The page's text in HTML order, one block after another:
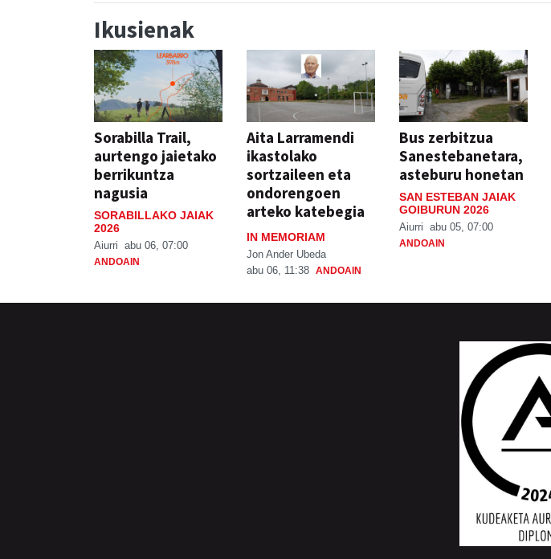
Ikusienak
Sorabilla Trail,
aurtengo jaietako
berrikuntza
nagusia
SORABILLAKO JAIAK
2026
Aiurri abu 06, 07:00
ANDOAIN
Aita Larramendi
ikastolako
sortzaileen eta
ondorengoen
arteko katebegia
IN MEMORIAM
Jon Ander Ubeda
abu 06, 11:38 ANDOAIN
Bus zerbitzua
Sanestebanetara,
asteburu honetan
SAN ESTEBAN JAIAK
GOIBURUN 2026
Aiurri abu 05, 07:00
ANDOAIN